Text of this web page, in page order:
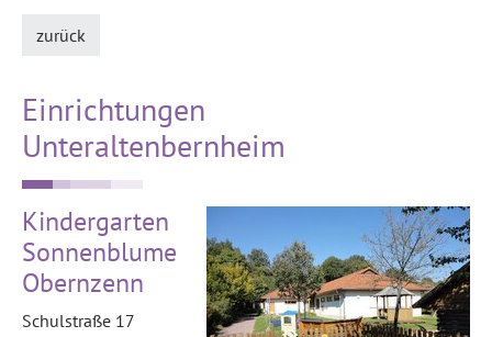
zurück
Einrichtungen
Unteraltenbernheim
Kindergarten
Sonnenblume
Obernzenn
Schulstraße 17